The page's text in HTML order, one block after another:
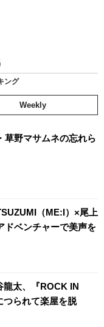
ング
Weekly
野マサムネの忘れら
（ME:I）×尾上
ドベンチャーで美声を
龍太、『ROCK IN
つられて楽屋を脱